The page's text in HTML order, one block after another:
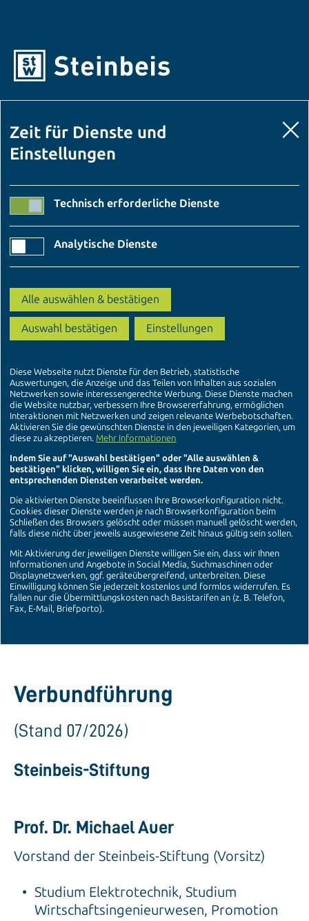
Verbundführung
(Stand 07/2026)
Steinbeis-Stiftung
Prof. Dr. Michael Auer
Vorstand der Steinbeis-Stiftung (Vorsitz)
Studium Elektrotechnik, Studium
Wirtschaftsingenieurwesen, Promotion